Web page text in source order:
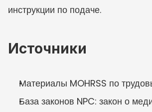
инструкции по подаче.
Источники
Материалы MOHRSS по
База законов NPC: закон о